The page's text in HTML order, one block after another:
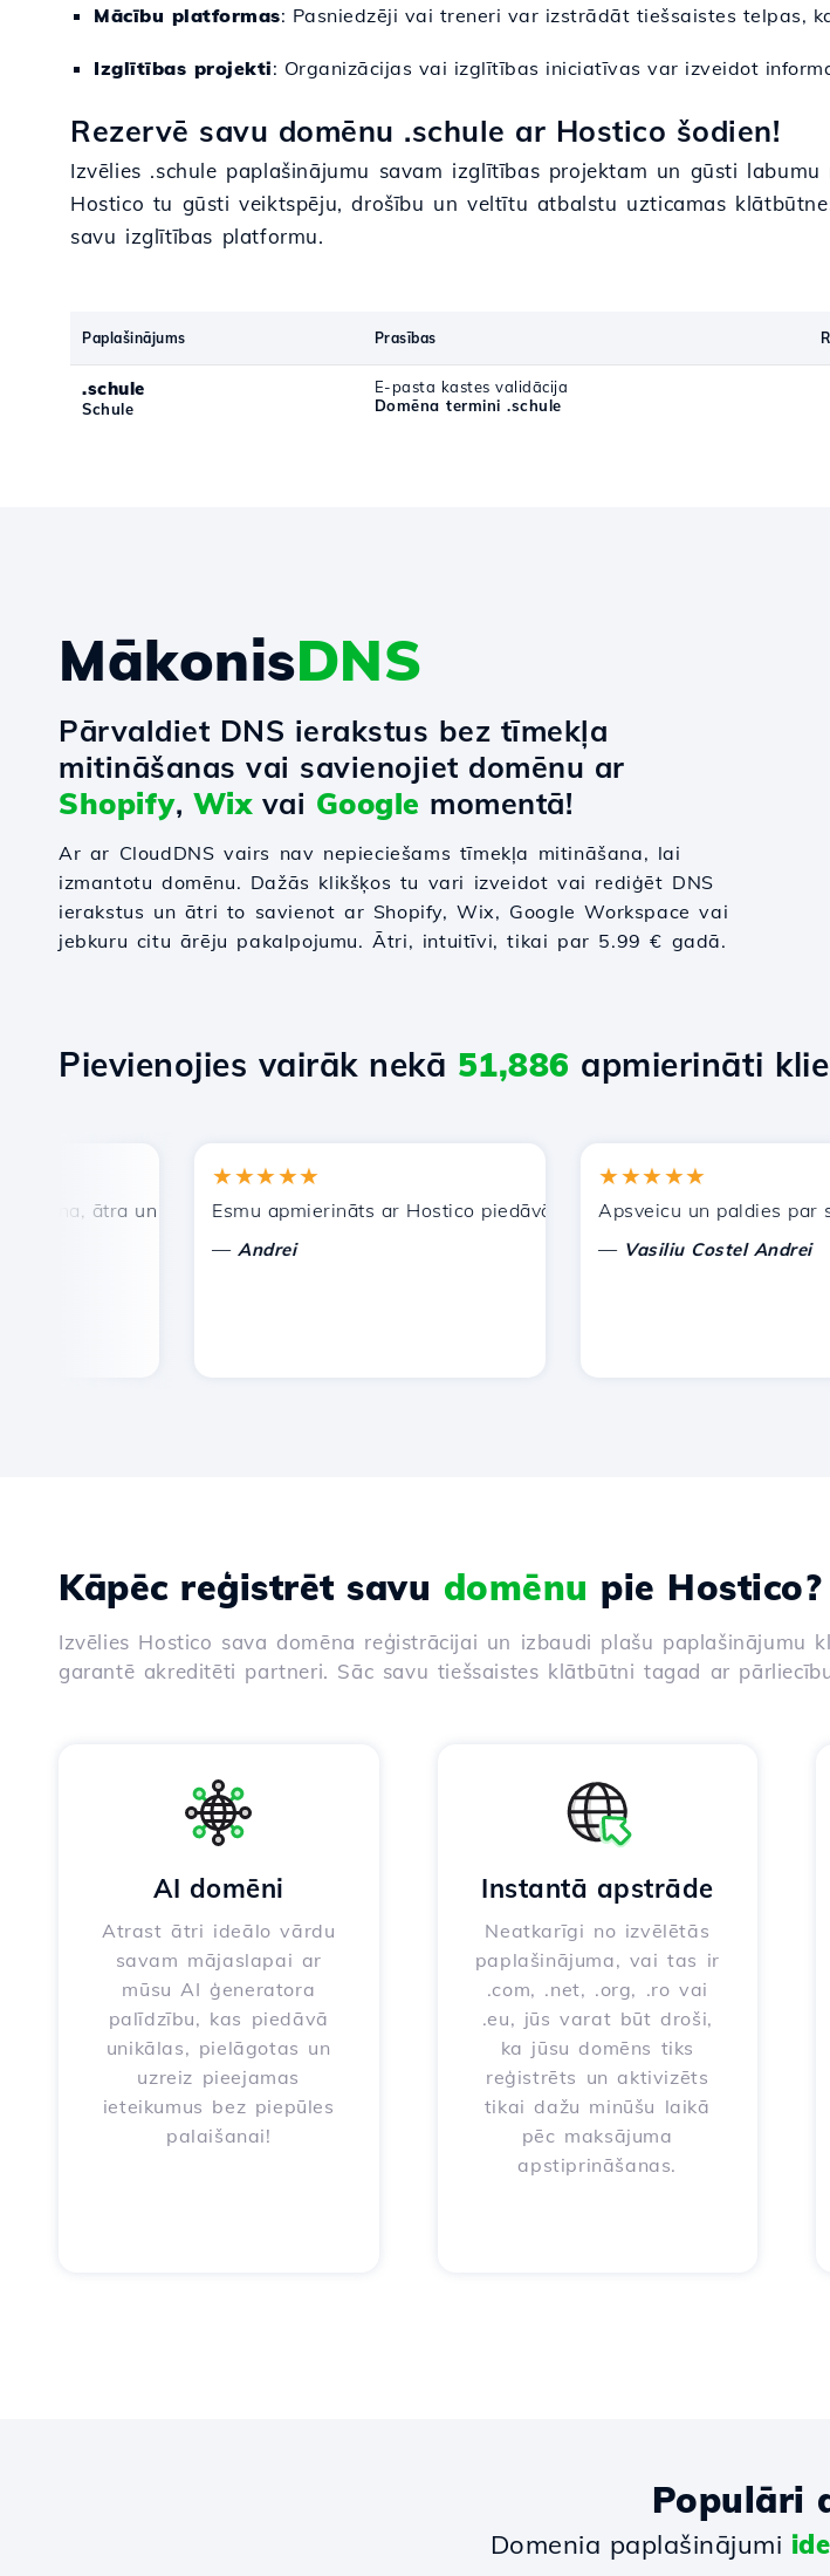
Mācību platformas: Pasniedzēji vai treneri var izstrādāt tiešsaistes telpas,
Izglītības projekti: Organizācijas vai izglītības iniciatīvas var izveidot
Rezervē savu domēnu .schule ar Hostico šodien!
Izvēlies .schule paplašinājumu savam izglītības projektam un gūsti
Hostico tu gūsti veiktspēju, drošību un veltītu atbalstu uzticamas
savu izglītības platformu.
Paplašinājums Prasības
.schule
Schule
E-pasta kastes validācija
Domēna termini .schule
MākonisDNS
Pārvaldiet DNS ierakstus bez tīmekļa
mitināšanas vai savienojiet domēnu ar
Shopify, Wixvai Google momentā!
Ar ar CloudDNS vairs nav nepieciešams tīmekļa mitināšana, lai
izmantotu domēnu. Dažās klikšķos tu vari izveidot vai rediģēt DNS
ierakstus un ātri to savienot ar Shopify, Wix, Google Workspace vai
jebkuru citu ārēju pakalpojumu. Ātri, intuitīvi, tikai par 5.99 € gadā.
Pievienojies vairāk nekā 51,886 apmierināti
ātra un efektīva tehniskā atbalsta dienests.
★★★★★
Esmu apmierināts ar Hostico piedāvātajiem pakalpojumiem. Esmu
Andrei
★★★★★
Apsveicu un paldies par
Vasiliu Costel Andrei
Kāpēc reģistrēt savu domēnu pie Hostico?
Izvēlies Hostico sava domēna reģistrācijai un izbaudi plašu
garantē akreditēti partneri. Sāc savu tiešsaistes klātbūtni tagad ar
AI domēni
Atrast ātri ideālo vārdu
savam mājaslapai ar
mūsu AI ģeneratora
palīdzību, kas piedāvā
unikālas, pielāgotas un
uzreiz pieejamas
ieteikumus bez piepūles
palaišanai!
Instantā apstrāde
Neatkarīgi no izvēlētās
paplašinājuma, vai tas ir
.com, .net, .org, .ro vai
.eu, jūs varat būt droši,
ka jūsu domēns tiks
reģistrēts un aktivizēts
tikai dažu minūšu laikā
pēc maksājuma
apstiprināšanas.
Populāri
Domenia paplašinājumi